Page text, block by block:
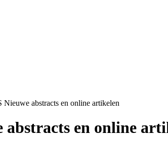
Nieuwe abstracts en online artikelen
abstracts en online